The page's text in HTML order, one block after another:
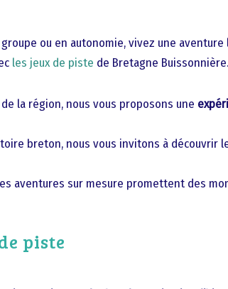
ou en autonomie, vivez une
les jeux de piste de Bretagne Buissonnière.
de la région, nous vous proposons une
breton, nous vous invitons à découvrir
aventures sur mesure promettent des
piste